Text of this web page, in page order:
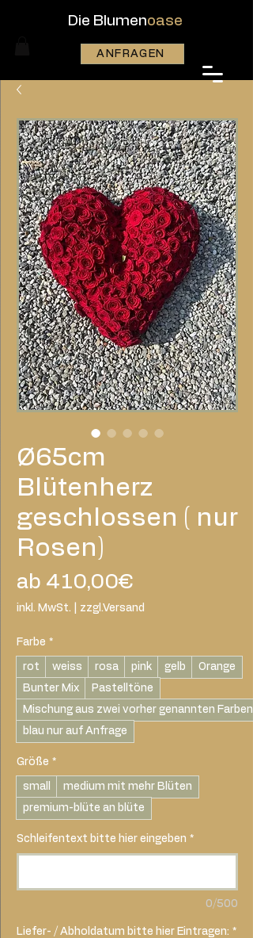
Die Blumenoase
ANFRAGEN
Ø65cm
Blütenherz
geschlossen ( nur
Rosen)
ab 410,00€
Preis
inkl. MwSt. zzgl.Versand
Farbe *
rot weiss rosa pink gelb
Orange
Bunter Mix
Pastelltöne
Mischung aus zwei vorher genannten Farben
blau nur auf Anfrage
Größe *
small
medium mit mehr Blüten
premium-blüte an blüte
Schleifentext bitte hier eingeben *
0/500
Liefer- / Abholdatum bitte hier Eintragen: *